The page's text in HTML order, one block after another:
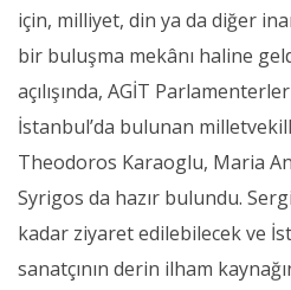
için, milliyet, din ya da diğer
bir buluşma mekânı haline
açılışında, AGİT
İstanbul’da bulunan
Theodoros Karaoglu, Maria
Syrigos da hazır bulundu.
kadar ziyaret edilebilecek ve
sanatçının derin ilham